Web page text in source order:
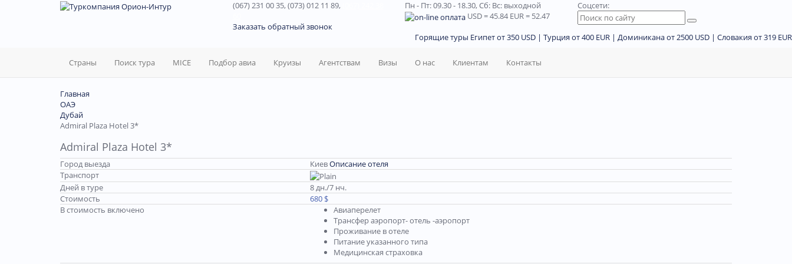
(067) 231 00 35, (073) 012 11 89,
Заказать обратный звонок
Пн - Пт: 09.30 - 18.30,Сб: Вс: выходной
USD= 45.84EUR= 52.47
Соцсети:
Горящие туры Египет от 350 USD | Турция от 400 EUR | Доминикана от 2500 USD | Словакия от 319 EUR
Страны Поиск тура MICE Подбор авиа Круизы Агентствам Визы О нас Клиентам Контакты
Главная
ОАЭ
Дубай
Admiral Plaza Hotel 3*
Admiral Plaza Hotel 3*
Город выезда КиевОписание отеля
Транспорт
Дней в туре
8 дн./7 нч.
Стоимость
680 $
В стоимость включено
Авиаперелет
Трансфер аэропорт- отель -аэропорт
Проживание в отеле
Питание указанного типа
Медицинская страховка